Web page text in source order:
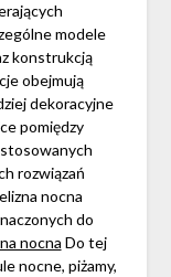
modele
konstrukcją
obejmują
dekoracyjne
pomiędzy
rozwiązań
nocna
do
nocna Do tej
nocne, piżamy,